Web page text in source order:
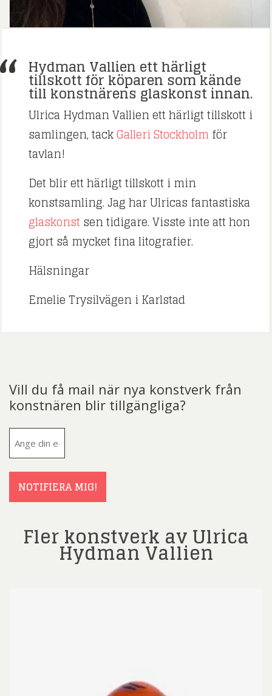
Hydman Vallien ett härligt
tillskott för köparen som kände
till konstnärens glaskonst innan.
Ulrica Hydman Vallien ett härligt tillskott i
samlingen, tackGalleri Stockholm för
tavlan!
Det blir ett härligt tillskott i min
konstsamling. Jag har Ulricas fantastiska
glaskonst sen tidigare. Visste inte att hon
gjort så mycket fina litografier.
Hälsningar
Emelie Trysilvägen i Karlstad
Vill du få mail när nya konstverk från
konstnären blir tillgängliga?
NOTIFIERA MIG!
Fler konstverk av Ulrica
Hydman Vallien